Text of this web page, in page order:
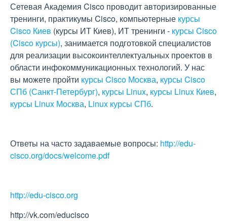
Сетевая Академия Cisco проводит авторизированные
тренинги, практикумы Cisco, компьютерные курсы
Cisco Киев (курсы ИТ Киев), ИТ тренинги - курсы Cisco
(Cisco курсы), занимается подготовкой специалистов
для реализации высокоинтеллектуальных проектов в
области инфокоммуникационных технологий. У нас
вы можете пройти курсы Cisco Москва, курсы Cisco
СПб (Санкт-Петербург), курсы Linux, курсы Linux Киев,
курсы Linux Москва, Linux курсы СПб.
Ответы на часто задаваемые вопросы: http://edu-
cisco.org/docs/welcome.pdf
http://edu-cisco.org
http://vk.com/educisco